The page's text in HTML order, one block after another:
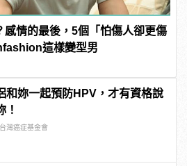
感情的最後，5個「怕傷人卻更傷
這樣變型男
和妳一起預防HPV，才有資格說
！
灣癌症基金會